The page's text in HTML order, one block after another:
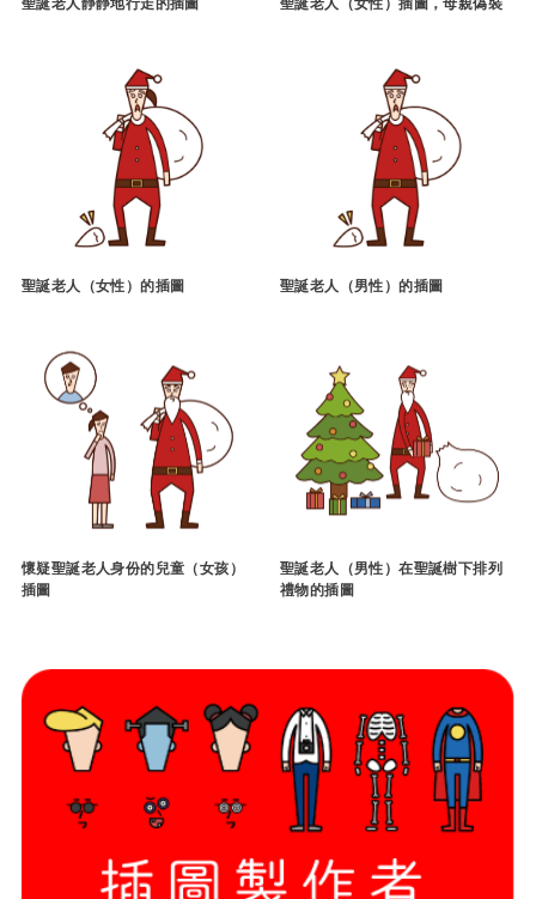
聖誕老人靜靜地行走的插圖 聖誕老人（女性）插圖，母親偽裝
聖誕老人（女性）的插圖 聖誕老人（男性）的插圖
懷疑聖誕老人身份的兒童（女孩）
插圖
聖誕老人（男性）在聖誕樹下排列
禮物的插圖